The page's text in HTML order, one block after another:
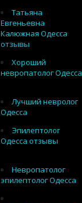
Татьяна
Евгеньевна
Калюжная Одесса
отзывы
Хороший
невропатолог Одесса
Лучший невролог
Одесса
Эпилептолог
Одесса отзывы
Невропатолог
эпилептолог Одесса